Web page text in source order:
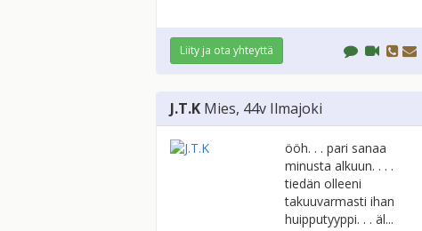
Liity ja ota yhteyttä
J.T.K Mies, 44v Ilmajoki
ööh. . . pari sanaa
minusta alkuun. . . .
tiedän olleeni
takuuvarmasti ihan
huipputyyppi. . . äl...